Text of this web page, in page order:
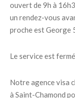
ouvert de 9h à
un rendez-vous
proche est George
Le service est
Notre agence visa
à Saint-Chamond